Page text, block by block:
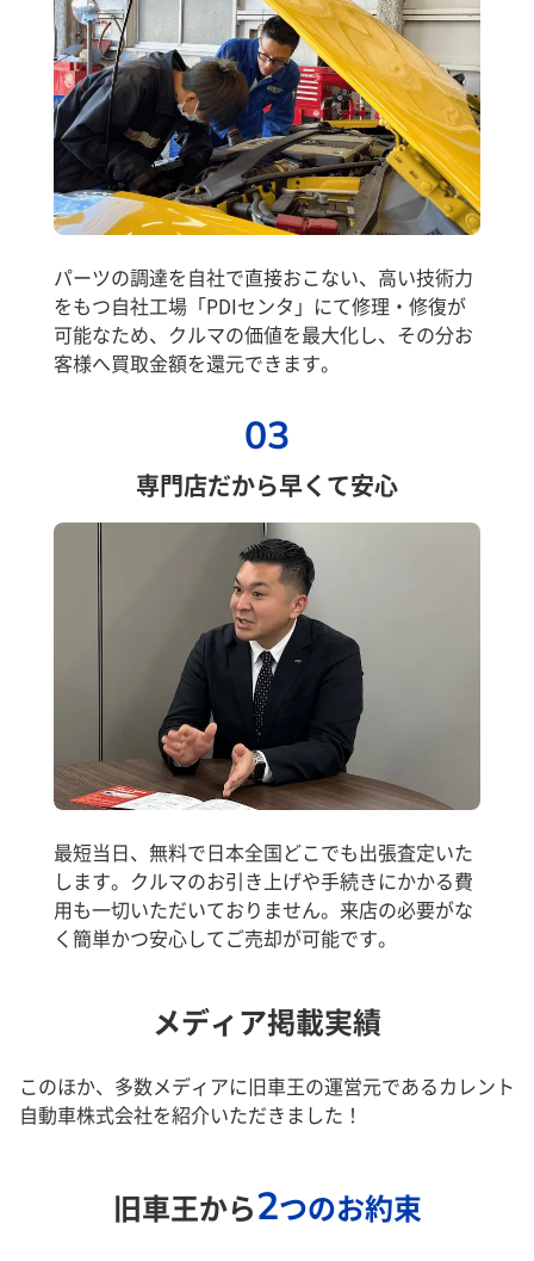
パーツの調達を自社で直接おこない、高い技術力
をもつ自社工場「PDIセンタ」にて修理・修復が
可能なため、クルマの価値を最大化し、その分お
客様へ買取金額を還元できます。
03
専門店だから早くて安心
最短当日、無料で日本全国どこでも出張査定いた
します。クルマのお引き上げや手続きにかかる費
用も一切いただいておりません。来店の必要がな
く簡単かつ安心してご売却が可能です。
メディア掲載実績
このほか、多数メディアに旧車王の運営元であるカレント
自動車株式会社を紹介いただきました！
旧車王から2つのお約束